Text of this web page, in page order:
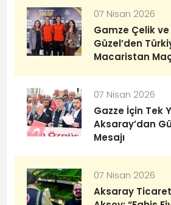
07 Nisan 2026
Gamze Çelik
Güzel’den
Macaristan
07 Nisan 2026
Gazze İçin Tek
Aksaray’dan
Mesajı
07 Nisan 2026
Aksaray